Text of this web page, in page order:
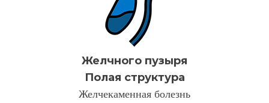
Желчного пузыря
Полая структура
Желчекаменная болезнь